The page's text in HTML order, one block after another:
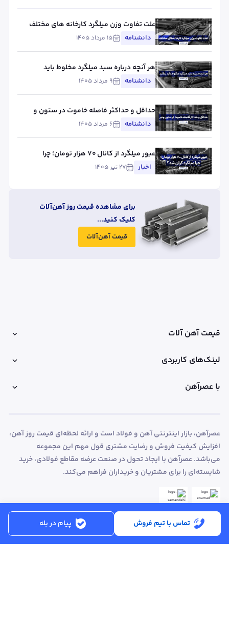
علت تفاوت وزن میلگرد کارخانه های مختلف
چیست؟ بررسی استاندارد، تلورانس و عوامل
مؤثر
دانشنامه ۱۵ مرداد ۱۴۰۵
هر آنچه درباره سبد میلگرد مخلوط باید
بدانید
دانشنامه ۹ مرداد ۱۴۰۵
حداقل و حداکثر فاصله خاموت در ستون و
تیر
دانشنامه ۶ مرداد ۱۴۰۵
عبور میلگرد از کانال ۷۰ هزار تومان؛ چرا
میلگرد گران شد؟
اخبار ۲۷ تیر ۱۴۰۵
برای مشاهده قیمت روز آهن‌آلات
کلیک کنید...
قیمت آهن‌آلات
تماس با تیم فروش پیام در بله
قیمت آهن آلات
لینک‌های کاربردی
با عصرآهن
عصرآهن، بازار اینترنتی آهن و فولاد است و ارائه لحظه‌ای قیمت روز آهن،
افزایش کیفیت فروش و رضایت مشتری قول مهم این مجموعه
می‌باشد. عصرآهن با ایجاد تحول در صنعت عرضه مقاطع فولادی، خرید
شایسته‌ای را برای مشتریان و خریداران فراهم می‌کند.
ساعت کاری:شنبه تا پنجشنبه از ساعت 8:30 تا 17:00